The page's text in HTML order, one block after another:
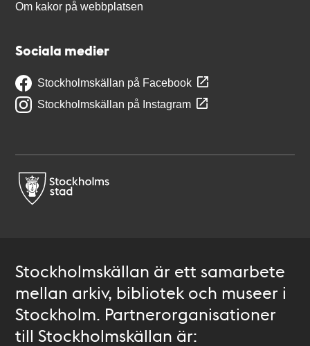
Om kakor på webbplatsen
Sociala medier
Stockholmskällan på Facebook
Stockholmskällan på Instagram
Stockholmskällan är ett samarbete
mellan arkiv, bibliotek och museer i
Stockholm. Partnerorganisationer
till Stockholmskällan är: